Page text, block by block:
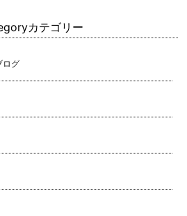
カテゴリー
ログ